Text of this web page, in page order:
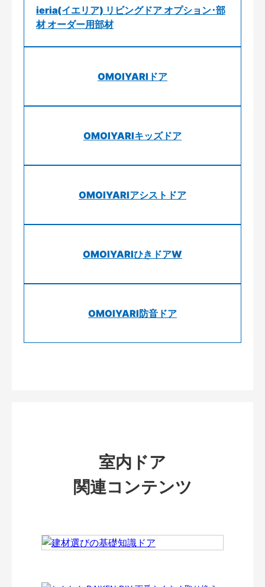
ieria(イエリア) リビングドア オプション･部
材 オーダー用部材
OMOIYARIドア
OMOIYARIキッズドア
OMOIYARIアシストドア
OMOIYARIひきドアW
OMOIYARI防音ドア
室内ドア
関連コンテンツ